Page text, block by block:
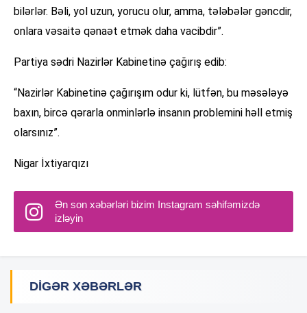
bilərlər. Bəli, yol uzun, yorucu olur, amma, tələbələr gəncdir,
onlara vəsaitə qənaət etmək daha vacibdir”.
Partiya sədri Nazirlər Kabinetinə çağırış edib:
“Nazirlər Kabinetinə çağırışım odur ki, lütfən, bu məsələyə
baxın, bircə qərarla onminlərlə insanın problemini həll etmiş
olarsınız”.
Nigar İxtiyarqızı
Ən son xəbərləri bizim Instagram səhifəmizdə
izləyin
DIGƏR XƏBƏRLƏR